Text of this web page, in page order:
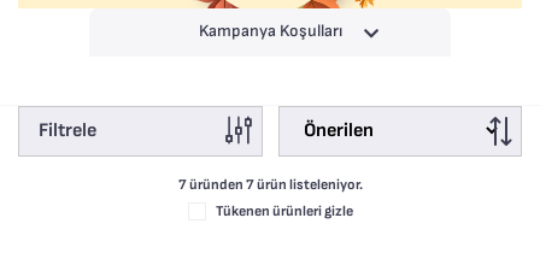
Kampanya Koşulları
Filtrele
7 üründen 7ürün listeleniyor.
Tükenen ürünleri gizle